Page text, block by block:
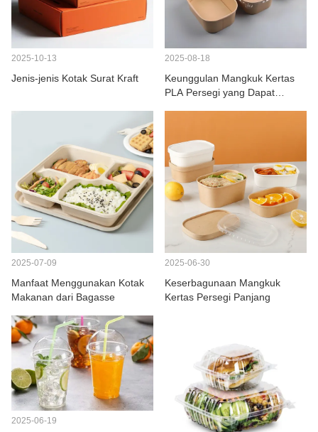
2025-10-13
Jenis-jenis Kotak Surat Kraft
2025-08-18
Keunggulan Mangkuk Kertas
PLA Persegi yang Dapat
2025-07-09
Manfaat Menggunakan Kotak
Makanan dari Bagasse
2025-06-30
Keserbagunaan Mangkuk
Kertas Persegi Panjang
2025-06-19